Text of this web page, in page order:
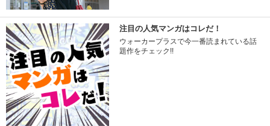
注目の人気マンガはコレだ！
ウォーカープラスで今一番読まれている話
題作をチェック!!